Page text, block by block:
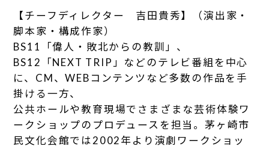
【チーフディレクター 吉田貴秀】（演出家・
脚本家・構成作家）
BS11「偉人・敗北からの教訓」、
BS12「NEXT TRIP」などのテレビ番組を中心
に、CM、WEBコンテンツなど多数の作品を手
掛ける一方、
公共ホールや教育現場でさまざまな芸術体験ワ
ークショップのプロデュースを担当。茅ヶ崎市
民文化会館では2002年より演劇ワークショッ